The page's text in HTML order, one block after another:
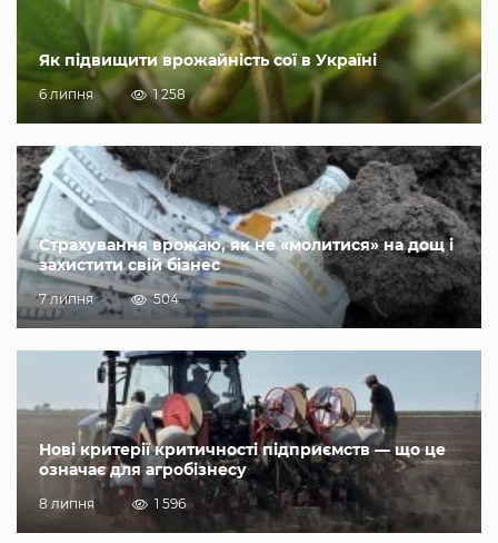
Як підвищити врожайність сої в Україні
6 липня 1 258
Страхування врожаю, як не «молитися» на дощ і
захистити свій бізнес
7 липня 504
Нові критерії критичності підприємств — що це
означає для агробізнесу
8 липня 1 596